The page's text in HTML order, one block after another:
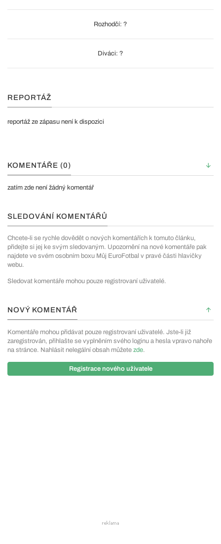
Rozhodčí: ?
Diváci: ?
REPORTÁŽ
reportáž ze zápasu není k dispozici
KOMENTÁŘE (0)
zatím zde není žádný komentář
SLEDOVÁNÍ KOMENTÁŘŮ
Chcete-li se rychle dovědět o nových komentářích k tomuto článku,
přidejte si jej ke svým sledovaným. Upozornění na nové komentáře pak
najdete ve svém osobním boxu Můj EuroFotbal v pravé části hlavičky
webu.
Sledovat komentáře mohou pouze registrovaní uživatelé.
NOVÝ KOMENTÁŘ
Komentáře mohou přidávat pouze registrovaní uživatelé. Jste-li již
zaregistrován, přihlašte se vyplněním svého loginu a hesla vpravo nahoře
na stránce. Nahlásit nelegální obsah můžete zde.
Registrace nového uživatele